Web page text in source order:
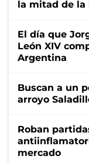
la mitad de la
El día que
León XIV
Argentina
Buscan a un
arroyo
Roban
mercado